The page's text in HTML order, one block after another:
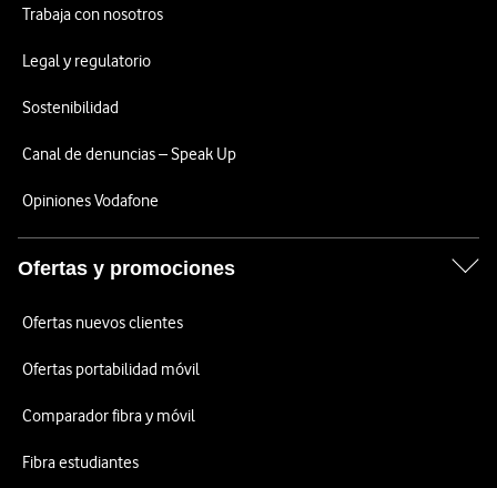
Trabaja con nosotros
Legal y regulatorio
Sostenibilidad
Canal de denuncias – Speak Up
Opiniones Vodafone
Ofertas y promociones
Ofertas nuevos clientes
Ofertas portabilidad móvil
Comparador fibra y móvil
Fibra estudiantes